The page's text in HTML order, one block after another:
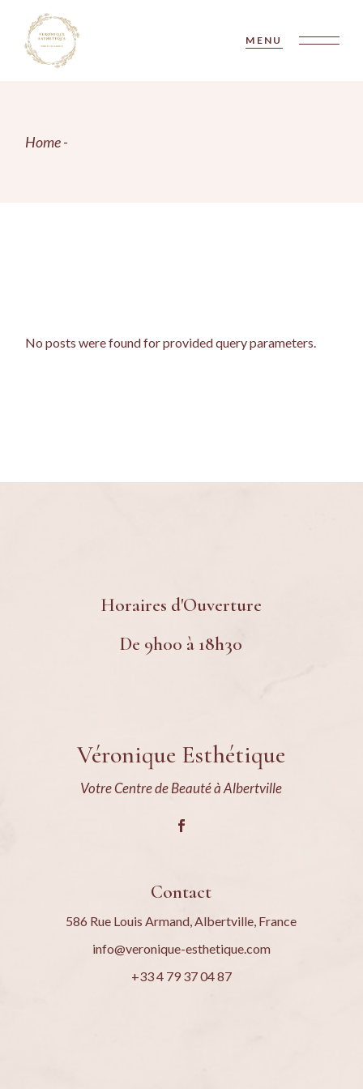
content
MENU
Home
No posts were found for provided query parameters.
Horaires d'Ouverture
De 9h00 à 18h30
Véronique Esthétique
Votre Centre de Beauté à Albertville
Contact
586 Rue Louis Armand, Albertville, France
info@veronique-esthetique.com
+33 4 79 37 04 87